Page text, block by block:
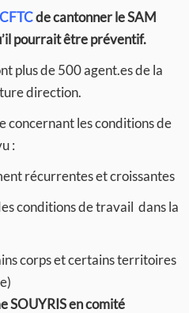
CFTCde cantonner le SAM
pourrait être préventif.
plus de 500 agent.es de la
direction.
concernant les conditions de
:
récurrentes et croissantes
conditions de travail dans la
corps et certains territoires
SOUYRIS en comité